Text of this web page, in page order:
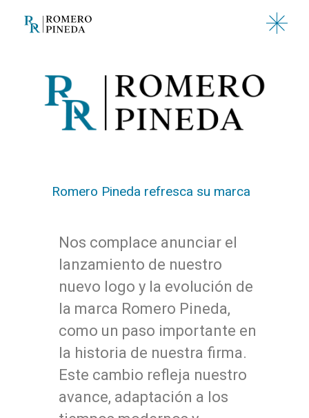
Romero Pineda refresca su marca
Nos complace anunciar el
lanzamiento de nuestro
nuevo logo y la evolución de
la marca Romero Pineda,
como un paso importante en
la historia de nuestra firma.
Este cambio refleja nuestro
avance, adaptación a los